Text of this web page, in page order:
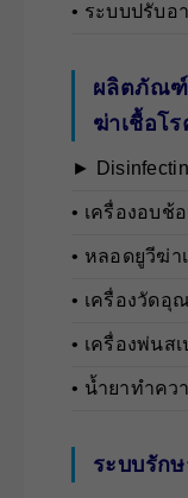
• ระบบปรับอ
ผลิตภัณฑ์
ฆ่าเชื้อโร
►
• เครื่องอบช้
• หลอดยูวีฆ่า
• เครื่องวัดอุ
• เครื่องพ่นสเ
• น้ำยาทำคว
ระบบรัก